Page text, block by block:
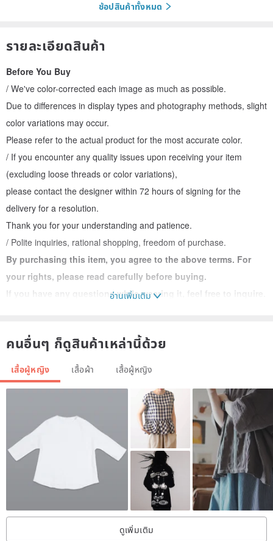
ช้อปสินค้าทั้งหมด
รายละเอียดสินค้า
Before You Buy
/ We've color-corrected each image as much as possible.
Due to differences in display types and photography methods, slight
color variations may occur.
Please refer to the actual product for the most accurate color.
/ If you encounter any quality issues upon receiving your item
(excluding loose threads or color variations),
please contact the designer within 72 hours of signing for the
delivery for a resolution.
Thank you for your understanding and patience.
/ Polite inquiries, rational shopping, freedom of purchase.
By purchasing this item, you agree to the above terms. For
your rights, please read carefully before buying.
If you have any questions while wearing it, feel free to inquire.
Cotton and linen material, medium thickness.
Indigo dye is a plant-based dye. The first wash will inevitably
release some loose color.
Please rinse with cold water before wearing.
The color bleeding will significantly reduce after the second wash.
This will not affect the inherent color, so you can wear it with
confidence.
อ่านเพิ่มเติม
คนอื่นๆ ก็ดูสินค้าเหล่านี้ด้วย
เสื้อผู้หญิง เสื้อผ้า เสื้อผู้หญิง
ดูเพิ่มเติม